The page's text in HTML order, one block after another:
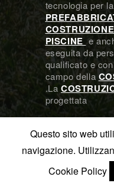
tecnologia per
PISCINE e
eseguita da
qualificato e
campo della
.La
progettata
All Rights
Questo sito web
navigazione.
Cookie Policy